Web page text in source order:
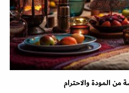
المودة والاحترام